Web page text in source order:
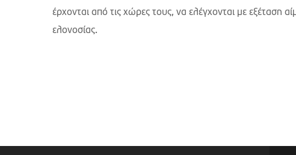
έρχονται από τις χώρες τους, να ελέγχονται με εξέταση
ελονοσίας.